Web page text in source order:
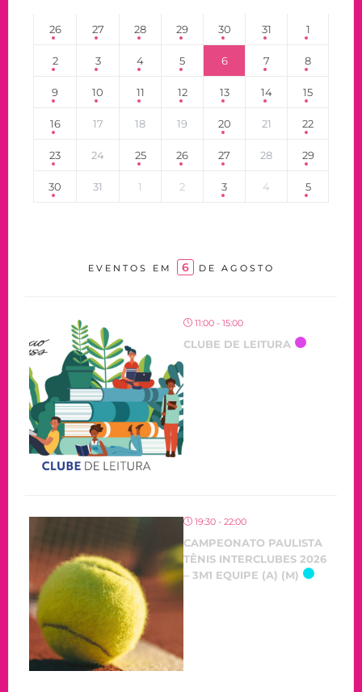
26 27 28 29 30 31 1
2 3 4 5 6 7 8
9 10 11 12 13 14 15
16 17 18 19 20 21 22
23 24 25 26 27 28 29
30 31 1 2 3 4 5
EVENTOS EM 6 DE AGOSTO
11:00 - 15:00
CLUBE DE LEITURA
19:30 - 22:00
CAMPEONATO PAULISTA
TÊNIS INTERCLUBES 2026
– 3M1 EQUIPE (A) (M)